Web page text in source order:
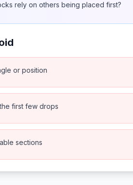
rely on others being placed first?
or position
first few drops
sections